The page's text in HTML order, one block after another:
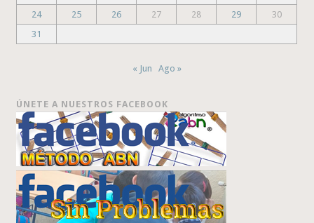
24
25 26 27 28 29
30
31
« Jun Ago »
ÚNETE A NUESTROS FACEBOOK